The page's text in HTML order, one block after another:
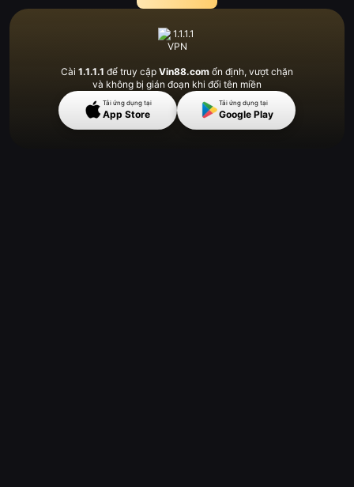
Cài 1.1.1.1 để truy cập Vin88.com ổn định, vượt chặn
và không bị gián đoạn khi đổi tên miền
Tải ứng dụng tại
App Store
Tải ứng dụng tại
Google Play